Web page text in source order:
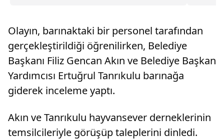
gerçekleştirilen etkinlikte, orkestrayı Gra...
Olayın, barınaktaki bir personel tarafından
gerçekleştirildiği öğrenilirken, Belediye
Başkanı Filiz Gencan Akın ve Belediye Başkan
Yardımcısı Ertuğrul Tanrıkulu barınağa
giderek inceleme yaptı.
Akın ve Tanrıkulu hayvansever derneklerinin
temsilcileriyle görüşüp taleplerini dinledi.